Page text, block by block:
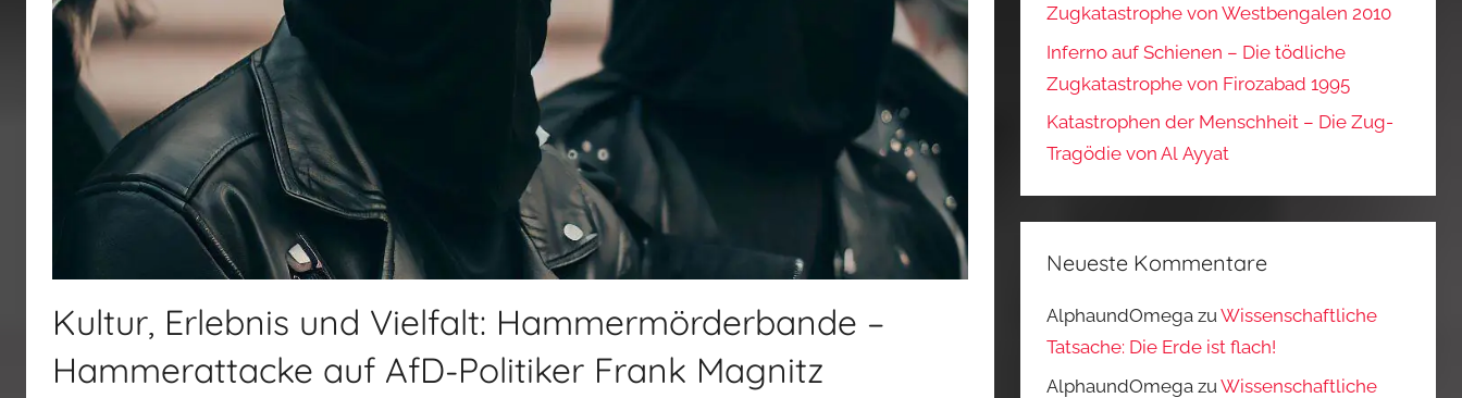
Kultur, Erlebnis und Vielfalt: Hammermörderbande –
Hammerattacke auf AfD-Politiker Frank Magnitz
Zugkatastrophe von Westbengalen 2010
Inferno auf Schienen – Die tödliche
Zugkatastrophe von Firozabad 1995
Katastrophen der Menschheit – Die Zug-
Tragödie von Al Ayyat
Neueste Kommentare
AlphaundOmega zuWissenschaftliche
Tatsache: Die Erde ist flach!
AlphaundOmega zuWissenschaftliche